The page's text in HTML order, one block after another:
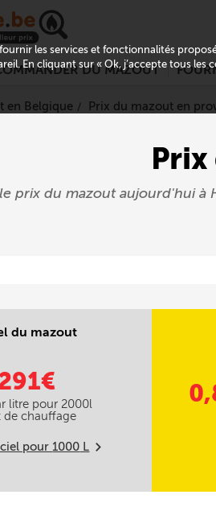
DU MAZOUT
en Belgique Prix du mazout en
prix du mazout aujourd'hui
du mazout
litre pour 2000l
de chauffage
pour1000 L m
les services et fonctionnalités
En cliquant sur « Ok, j’accepte tous